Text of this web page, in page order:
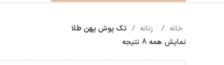
خانه زنانه
تک پوش پهن طلا
نمایش همه 8 نتیجه